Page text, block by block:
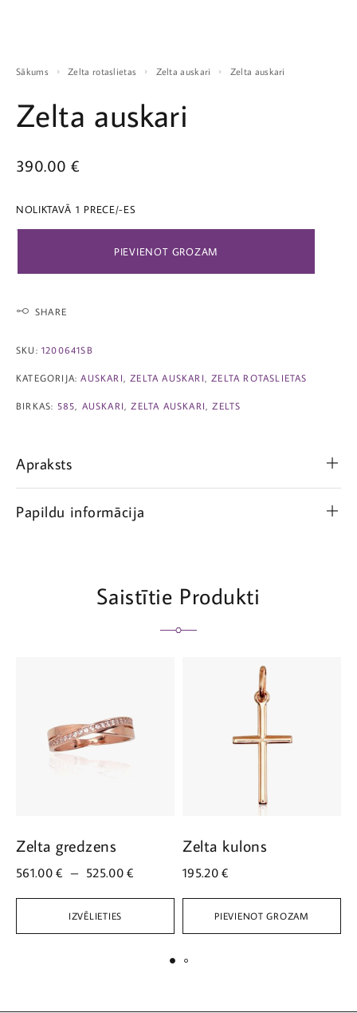
Sākums Zelta rotaslietas Zelta auskari Zelta auskari
Zelta auskari
390.00 €
NOLIKTAVĀ 1 PRECE/-ES
PIEVIENOT GROZAM
SHARE
SKU: 1200641SB
KATEGORIJA:AUSKARI ZELTA AUSKARI ZELTA ROTASLIETAS
BIRKAS: 585 AUSKARI ZELTA AUSKARI ZELTS
Apraksts
Papildu informācija
Saistītie Produkti
IZVĒLIETIES
Zelta gredzens
525.00€
–
561.00€
PIEVIENOT GROZAM
Zelta kulons
195.20€